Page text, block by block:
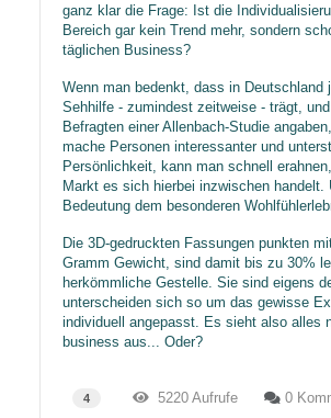
ganz klar die Frage: Ist die
Bereich gar kein Trend mehr, sondern
täglichen Business?
Wenn man bedenkt, dass in Deutschland
Sehhilfe - zumindest zeitweise - trägt,
Befragten einer Allenbach-Studie
mache Personen interessanter und
Persönlichkeit, kann man schnell
Markt es sich hierbei inzwischen handelt.
Bedeutung dem besonderen
Die 3D-gedruckten Fassungen punkten
Gramm Gewicht, sind damit bis zu 30%
herkömmliche Gestelle. Sie sind eigens
unterscheiden sich so um das gewisse
individuell angepasst. Es sieht also alles
business aus... Oder?
4 5220 Aufrufe
0